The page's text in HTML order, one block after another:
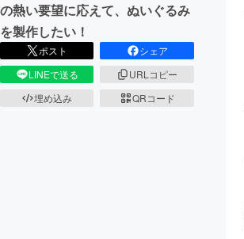
の熱い要望に応えて、ぬいぐるみ
を製作したい！
ポスト
シェア
LINEで送る
URLコピー
埋め込み
QRコード